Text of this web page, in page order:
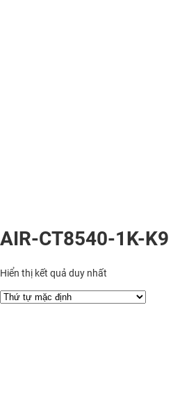
AIR-CT8540-1K-K9
Hiển thị kết quả duy nhất